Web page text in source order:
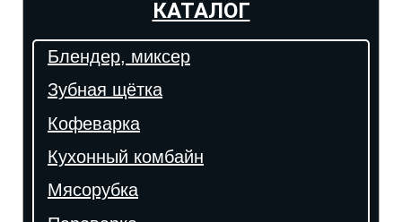
КАТАЛОГ
Блендер, миксер
Зубная щётка
Кофеварка
Кухонный комбайн
Мясорубка